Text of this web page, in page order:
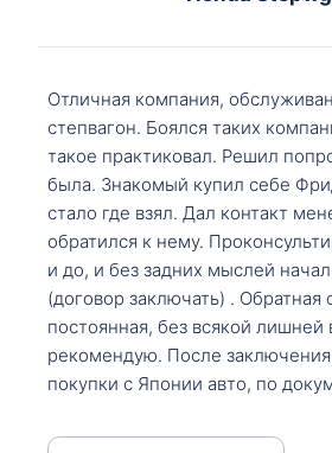
Отличная компания,
степвагон. Боялся таких
такое практиковал. Решил
была. Знакомый купил себе
стало где взял. Дал контакт
обратился к нему.
и до, и без задних мыслей
(договор заключать) . Обратная
постоянная, без всякой лишней
рекомендую. После заключения
покупки с Японии авто, по
что заполнить, куда зайти,